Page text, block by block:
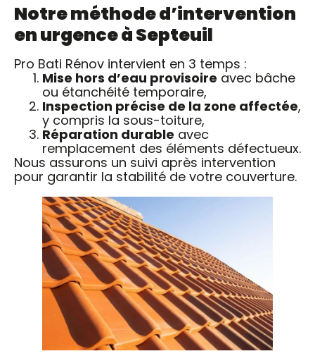
Notre méthode d’intervention
en urgence à Septeuil
Pro Bati Rénov intervient en 3 temps :
Mise hors d’eau provisoire avec bâche
ou étanchéité temporaire,
Inspection précise de la zone affectée,
y compris la sous-toiture,
Réparation durable avec
remplacement des éléments défectueux.
Nous assurons un suivi après intervention
pour garantir la stabilité de votre couverture.